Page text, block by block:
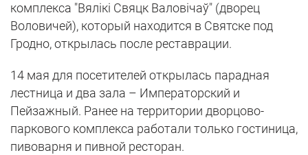
комплекса "Вялікі Свяцк Валовічаў" (дворец
Воловичей), который находится в Святске под
Гродно, открылась после реставрации.
14 мая для посетителей открылась парадная
лестница и два зала – Императорский и
Пейзажный. Ранее на территории дворцово-
паркового комплекса работали только гостиница,
пивоварня и пивной ресторан.